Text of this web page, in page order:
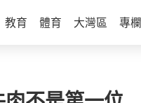
教育 體育 大灣區 專欄